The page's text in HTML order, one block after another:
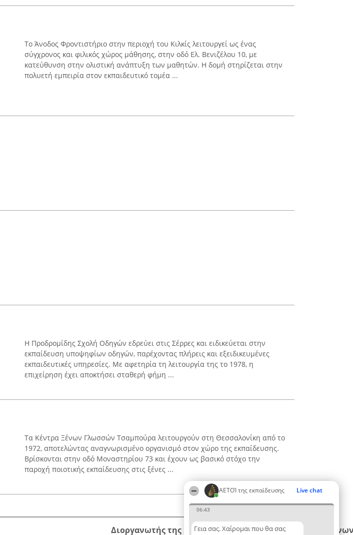
ΑΕΤΟΊ της εκπαίδευσης Live chat
06:43
Γεια σας. Χαίρομαι που θα σας
Το Άνοδος Φροντιστήριο στην περιοχή του Κιλκίς λειτουργεί ως ένας
σύγχρονος και φιλικός χώρος μάθησης, στην οδό Ελ. Βενιζέλου 10, με
κατεύθυνση στην ολιστική ανάπτυξη των μαθητών. Η δομή στηρίζεται στην
πολυετή εμπειρία στον εκπαιδευτικό τομέα ...
Η Προδρομίδης Σχολή Οδηγών εδρεύει στις Σέρρες και ειδικεύεται στην
εκπαίδευση υποψηφίων οδηγών, παρέχοντας πλήρεις και εξειδικευμένες
εκπαιδευτικές υπηρεσίες. Με αφετηρία τη λειτουργία της το 1978, η
επιχείρηση έχει αποκτήσει σταθερή φήμη ...
Τα Κέντρα Ξένων Γλωσσών Τσαμπούρα λειτουργούν στη Θεσσαλονίκη από το
1972, αποτελώντας αναγνωρισμένο οργανισμό στον χώρο της εκπαίδευσης.
Βρίσκονται στην οδό Μοναστηρίου 73 και έχουν ως βασικό στόχο την
παροχή ποιοτικής εκπαίδευσης στις ξένες ...
Διοργανωτής της κατάταξης Κατάταξη